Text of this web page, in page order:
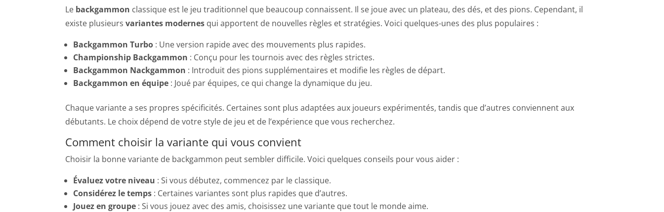
Le backgammon classique est le jeu traditionnel que beaucoup connaissent. Il se joue avec un plateau, des dés, et des pions. Cependant, il
existe plusieurs variantes modernes qui apportent de nouvelles règles et stratégies. Voici quelques-unes des plus populaires :
Backgammon Turbo : Une version rapide avec des mouvements plus rapides.
Championship Backgammon : Conçu pour les tournois avec des règles strictes.
Backgammon Nackgammon : Introduit des pions supplémentaires et modifie les règles de départ.
Backgammon en équipe : Joué par équipes, ce qui change la dynamique du jeu.
Chaque variante a ses propres spécificités. Certaines sont plus adaptées aux joueurs expérimentés, tandis que d’autres conviennent aux
débutants. Le choix dépend de votre style de jeu et de l’expérience que vous recherchez.
Comment choisir la variante qui vous convient
Choisir la bonne variante de backgammon peut sembler difficile. Voici quelques conseils pour vous aider :
Évaluez votre niveau : Si vous débutez, commencez par le classique.
Considérez le temps : Certaines variantes sont plus rapides que d’autres.
Jouez en groupe : Si vous jouez avec des amis, choisissez une variante que tout le monde aime.